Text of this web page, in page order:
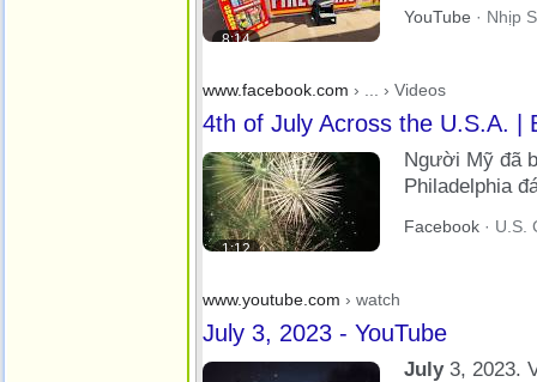
8:14
YouTube · Nhịp
4th of July Across the U.S.A. |
www.facebook.com › ... › Videos
1:12
Người Mỹ đã
Philadelphia
Facebook · U.S.
July 3, 2023 - YouTube
www.youtube.com › watch
July3, 2023.